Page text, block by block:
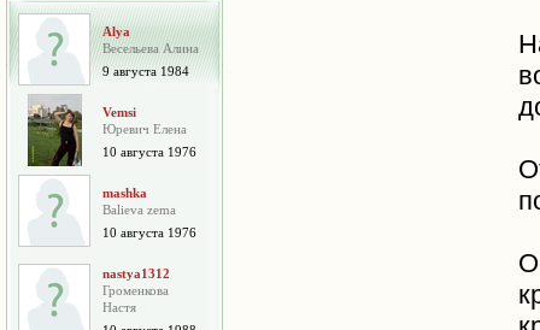
Alya
Весельева Алина
9 августа 1984
Vemsi
Юревич Елена
10 августа 1976
mashka
Balieva zema
10 августа 1976
nastya1312
Громенкова
Настя